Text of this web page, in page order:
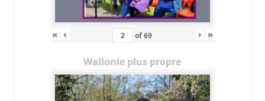
« ‹ of69 › »
Wallonie plus propre